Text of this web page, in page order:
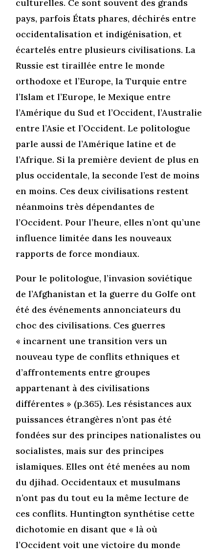
culturelles. Ce sont souvent des grands
pays, parfois États phares, déchirés entre
occidentalisation et indigénisation, et
écartelés entre plusieurs civilisations. La
Russie est tiraillée entre le monde
orthodoxe et l’Europe, la Turquie entre
l’Islam et l’Europe, le Mexique entre
l’Amérique du Sud et l’Occident, l’Australie
entre l’Asie et l’Occident. Le politologue
parle aussi de l’Amérique latine et de
l’Afrique. Si la première devient de plus en
plus occidentale, la seconde l’est de moins
en moins. Ces deux civilisations restent
néanmoins très dépendantes de
l’Occident. Pour l’heure, elles n’ont qu’une
influence limitée dans les nouveaux
rapports de force mondiaux.
Pour le politologue, l’invasion soviétique
de l’Afghanistan et la guerre du Golfe ont
été des événements annonciateurs du
choc des civilisations. Ces guerres
« incarnent une transition vers un
nouveau type de conflits ethniques et
d’affrontements entre groupes
appartenant à des civilisations
différentes » (p.365). Les résistances aux
puissances étrangères n’ont pas été
fondées sur des principes nationalistes ou
socialistes, mais sur des principes
islamiques. Elles ont été menées au nom
du djihad. Occidentaux et musulmans
n’ont pas du tout eu la même lecture de
ces conflits. Huntington synthétise cette
dichotomie en disant que « là où
l’Occident voit une victoire du monde